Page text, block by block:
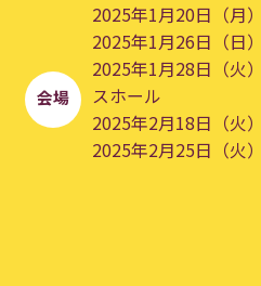
会場
2025年1月20日（月
2025年1月26日（日
2025年1月28日（火
スホール
2025年2月18日（火
2025年2月25日（火